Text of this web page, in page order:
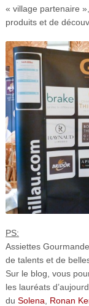
« village partenaire
produits et de
PS:
Assiettes
de talents et de
Sur le blog, vous
les lauréats
du Solena Ronan